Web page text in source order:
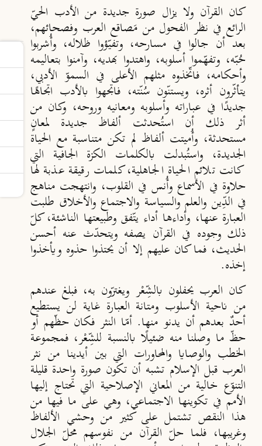
كان القرآن ولا يزال صورة جديدة من الأدب الحيّ
الرائع في نظر الفحول من مَصاقع العرب وفصحائهم،
بعد أن جالوا في مسارحه، وتفيّـؤوا ظلاله، وأُشربوا
حُبّه، وتفهّموا أسلوبه، واهتدوا بهديه، وآمنوا بتعاليمه
وأحكامه، فاتّخذوه مثلهم الأعلى في السموّ الأدبي،
يتأثّرون أثره، ويستنّون سُنّته، فاتجهوا بالأدب اتجاهًا
جديدًا في عباراته وأسلوبه ومعانيه وروحه، وكان من
أثر ذلك أن استُحدثت ألفاظ جديدة لمعانٍ
مستحدثة، وأُميتت ألفاظ لم تكن متناسبة مع الحياة
الجديدة، واستُبدلت بالكلمات الكزة الجافية التي
كانت تلائم الحياة الجاهلية، كلمات رقيقة عذبة لها
حلاوة في الأسماع وأُنس في القلوب، وانتهجت مناهج
في الدِّين والعلم والسياسة والاجتماع والأخلاق طلبت
العبارة عنها، وأداءها أداء يتّفق وطبيعتها الناشئة، كلّ
ذلك وجوده في القرآن يصفه ويتحدّث عنه أحسن
الحديث، فما كان عليهم إلا أن يحتذوا حذوه ويأخذوا
إخذه.
كان العرب يحفلون بالشِّعْر ويغترّون به، فبلغ عندهم
من ناحية الأسلوب ومتانة العبارة غاية لن يستطيع
أحدٌ بعدهم أن يدنو منها. أمّا النثر فكان حظّهم أو
حظّ ما وصلنا منه ضئيلًا بالنسبة للشِّعْر، فمجموعة
الخطب والوصايا والمحاورات التي بين أيدينا من نثر
العرب قبل الإسلام تشبه أن تكون صورة واحدة قليلة
التنوّع خالية من المعاني الإصلاحية التي تحتاج إليها
الأمم في تكوينها الاجتماعي، وهي على ما فيها من
هذا النقص تشتمل على كثير من وحشي الألفاظ
وغريبها، فلما حلّ القرآن من نفوسهم محلّ الجلال